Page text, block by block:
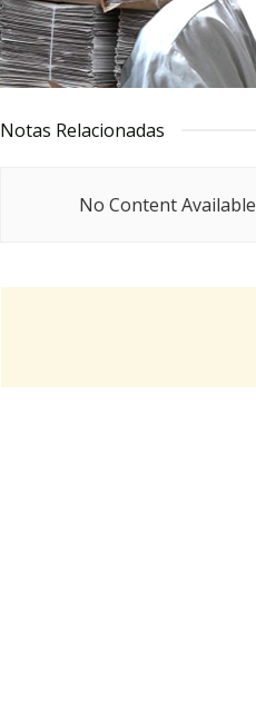
Notas Relacionadas
No Content Available